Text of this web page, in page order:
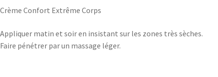
Crème Confort Extrême Corps
Appliquer matin et soir en insistant sur les zones très sèches.
Faire pénétrer par un massage léger.